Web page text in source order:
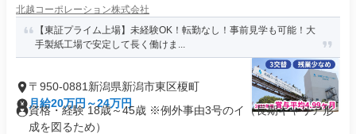
北越コーポレーション株式会社
【東証プライム上場】未経験OK！転勤なし！事前見学も可能！大
手製紙工場で安定して長く働けま...
〒950-0881新潟県新潟市東区榎町
月給20万円～24万円
資格・経験 18歳～45歳 ※例外事由3号のイ（長期キャリア形
成を図るため）